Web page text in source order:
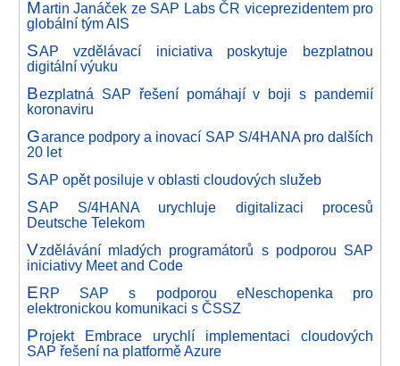
Martin Janáček ze SAP Labs ČR viceprezidentem pro
globální tým AIS
SAP vzdělávací iniciativa poskytuje bezplatnou
digitální výuku
Bezplatná SAP řešení pomáhají v boji s pandemií
koronaviru
Garance podpory a inovací SAP S/4HANA pro dalších
20 let
SAP opět posiluje v oblasti cloudových služeb
SAP S/4HANA urychluje digitalizaci procesů
Deutsche Telekom
Vzdělávání mladých programátorů s podporou SAP
iniciativy Meet and Code
ERP SAP s podporou eNeschopenka pro
elektronickou komunikaci s ČSSZ
Projekt Embrace urychlí implementaci cloudových
SAP řešení na platformě Azure